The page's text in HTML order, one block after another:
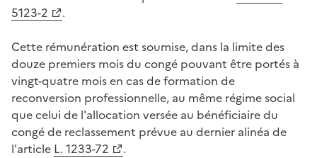
5123-2
.
Cette rémunération est soumise, dans la limite des
douze premiers mois du congé pouvant être portés à
vingt-quatre mois en cas de formation de
reconversion professionnelle, au même régime social
que celui de l'allocation versée au bénéficiaire du
congé de reclassement prévue au dernier alinéa de
l'article L. 1233-72 .